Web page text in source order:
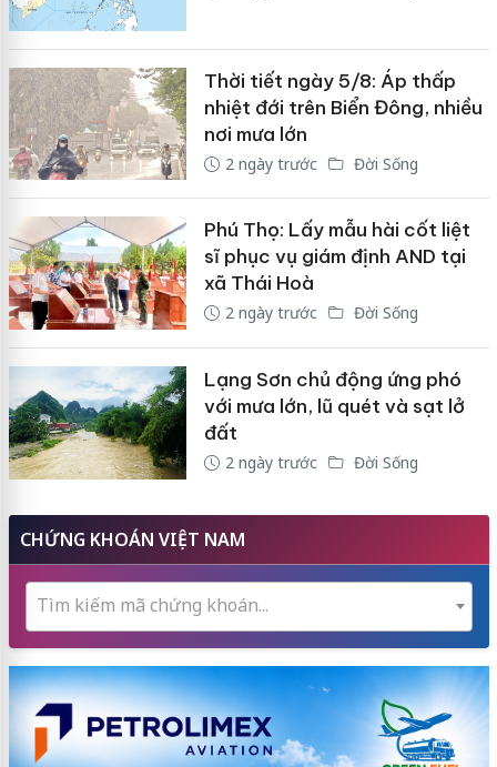
Thời tiết ngày 5/8: Áp thấp
nhiệt đới trên Biển Đông, nhiều
nơi mưa lớn
2 ngày trước Đời Sống
Phú Thọ: Lấy mẫu hài cốt liệt
sĩ phục vụ giám định AND tại
xã Thái Hoà
2 ngày trước Đời Sống
Lạng Sơn chủ động ứng phó
với mưa lớn, lũ quét và sạt lở
đất
2 ngày trước Đời Sống
CHỨNG KHOÁN VIỆT NAM
Tìm kiếm mã chứng khoán...